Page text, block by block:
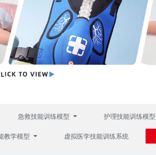
急救技能训练模型 护理技能训练模型
教学模型 虚拟医学技能训练系统